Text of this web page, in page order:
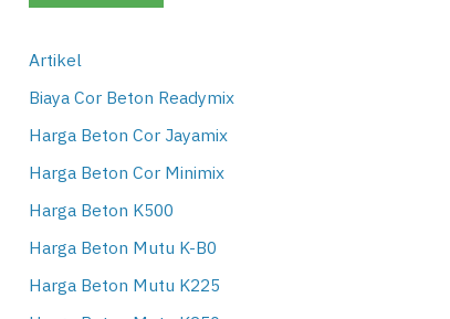
Artikel
Biaya Cor Beton Readymix
Harga Beton Cor Jayamix
Harga Beton Cor Minimix
Harga Beton K500
Harga Beton Mutu K-B0
Harga Beton Mutu K225